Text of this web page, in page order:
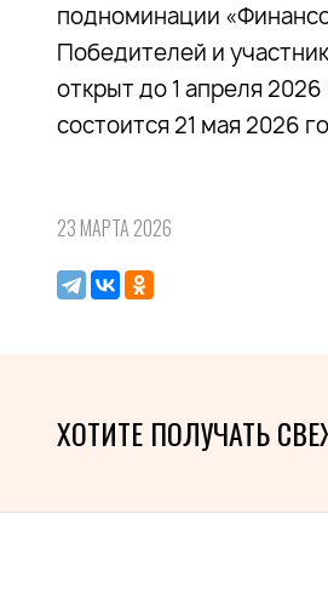
подноминации
Победителей и
открыт до 1 апреля 2026
состоится 21 мая 2026
23 МАРТА 2026
ХОТИТЕ ПОЛУЧАТЬ